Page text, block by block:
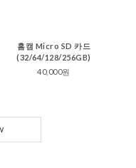
홈캠 Micro SD 카드
(32/64/128/256GB)
40,000원